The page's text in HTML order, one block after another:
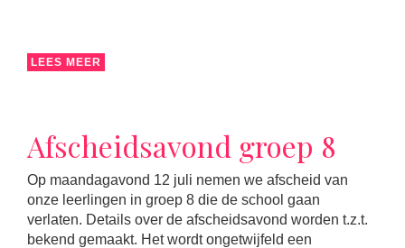
LEES MEER
Afscheidsavond groep 8
Op maandagavond 12 juli nemen we afscheid van
onze leerlingen in groep 8 die de school gaan
verlaten. Details over de afscheidsavond worden t.z.t.
bekend gemaakt. Het wordt ongetwijfeld een